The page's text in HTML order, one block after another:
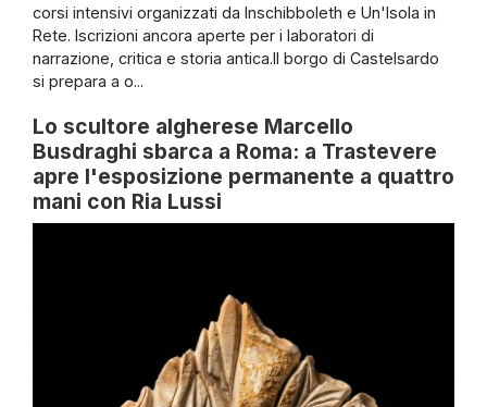
corsi intensivi organizzati da Inschibboleth e Un'Isola in
Rete. Iscrizioni ancora aperte per i laboratori di
narrazione, critica e storia antica.Il borgo di Castelsardo
si prepara a o...
Lo scultore algherese Marcello
Busdraghi sbarca a Roma: a Trastevere
apre l'esposizione permanente a quattro
mani con Ria Lussi